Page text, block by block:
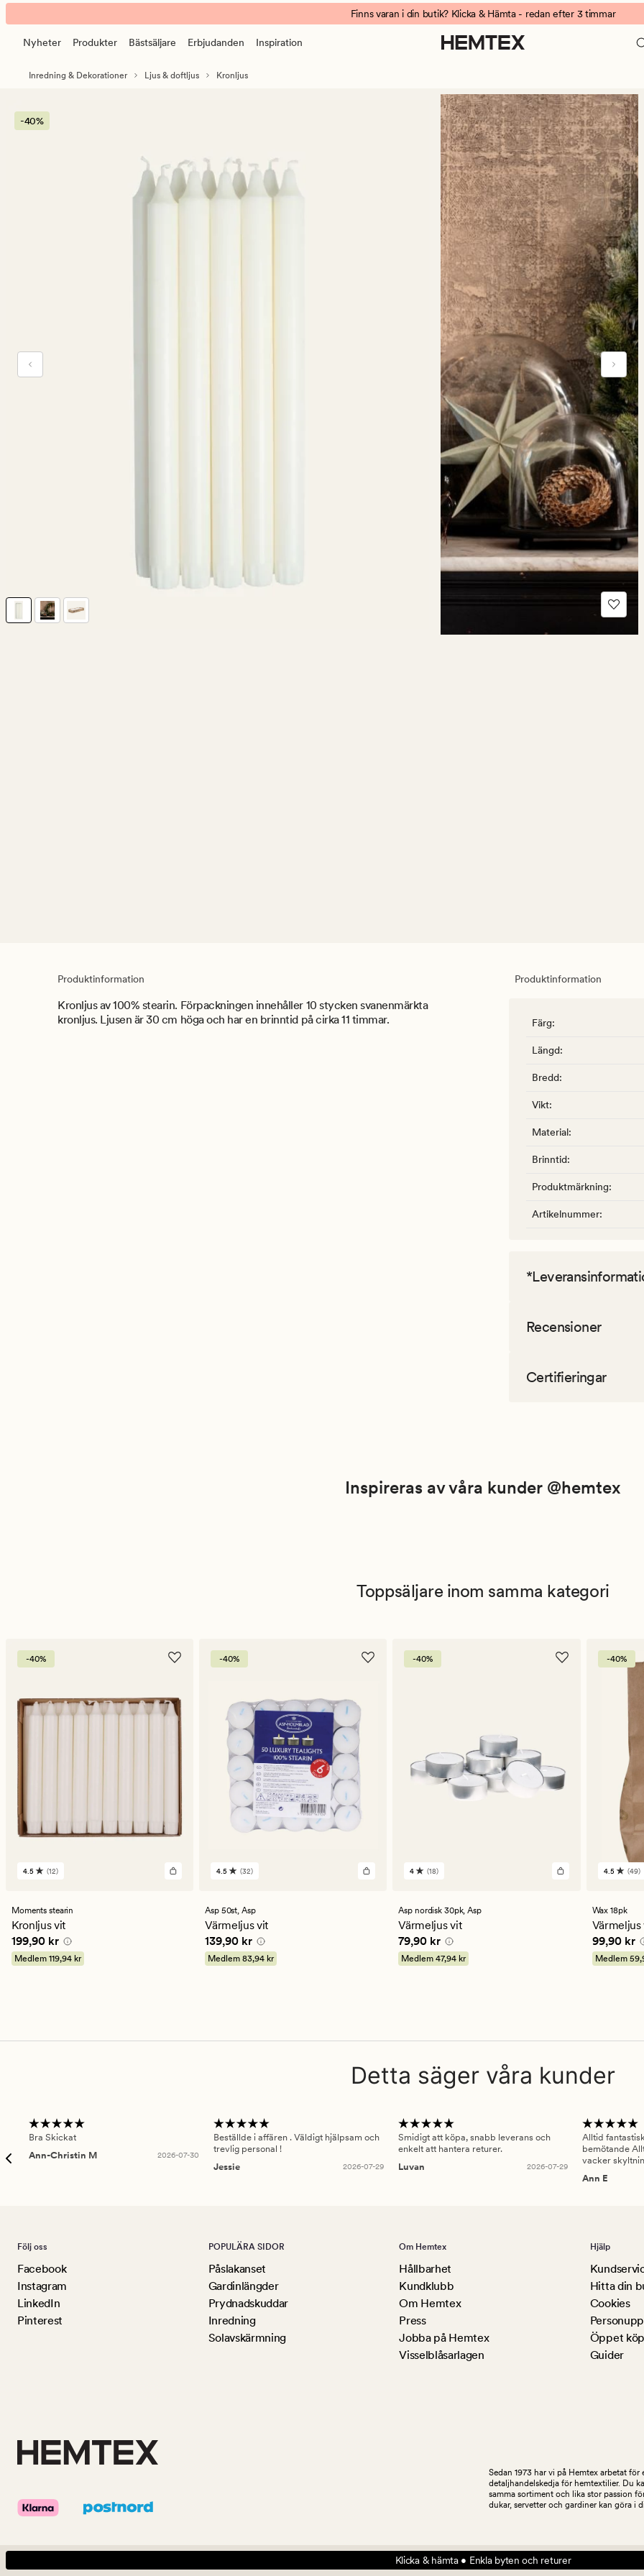
Moments
kronljus
banner.
Klicka
ESCAPE
att
pausa.
Finns varan i din butik? Klicka & Hämta - redan efter 3 timmar
Nyheter Produkter Bästsäljare Erbjudanden Inspiration
Inredning & Dekorationer Ljus & doftljus Kronljus
-40%
Produktinformation
Kronljus av 100% stearin. Förpackningen innehåller 10 stycken svanenmärkta
kronljus. Ljusen är 30 cm höga och har en brinntid på cirka 11 timmar.
Produktinformation
Färg:
Längd:
Bredd:
Vikt:
Material:
Brinntid:
Produktmärkning:
Artikelnummer:
Recensioner
Certifieringar
Inspireras av våra kunder @hemtex
Toppsäljare inom samma kategori
-40%
12
ett
genomsnittligt
betyg
på
4.5
4.5 (12)
Moments stearin
Kronljus vit
Pris 199,90 kr
199,90 kr
Medlem 119,94 kr
-40%
32
ett
genomsnittligt
betyg
på
4.5
4.5 (32)
Asp 50st, Asp
Värmeljus vit
Pris 139,90 kr
139,90 kr
Medlem83,94 kr
-40%
18
ett
genomsnittligt
betyg
på
4
4 (18)
Asp nordisk 30pk,Asp
Värmeljus vit
Pris 79,90 kr
79,90 kr
Medlem47,94 kr
-40%
49
ett
betyg
på
4.5
4.5 (49)
Wax 18pk
Värmeljus
Pris 99,90
99,90 kr
Medlem
Detta säger våra kunder
Bra Skickat
Ann-Christin M
2026-07-30
Beställde i affären . Väldigt hjälpsam och
trevlig personal !
Jessie
2026-07-29
Smidigt att köpa, snabb leverans och
enkelt att hantera returer.
Luvan
2026-07-29
Alltid
bemötande
vacker
Ann E
Följ oss
Facebook
Instagram
LinkedIn
Pinterest
POPULÄRA SIDOR
Påslakanset
Gardinlängder
Prydnadskuddar
Inredning
Solavskärmning
Om Hemtex
Hållbarhet
Kundklubb
Om Hemtex
Press
Jobba på Hemtex
Visselblåsarlagen
Hjälp
Hitta din
Cookies
Öppet
Guider
Sedan 1973 har vi på Hemtex arbetat
detaljhandelskedja för hemtextilier. Du
samma sortiment och lika stor passion
dukar, servetter och gardiner kan göra i
Klicka & hämta • Enkla byten och returer